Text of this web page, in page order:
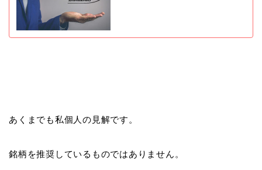
あくまでも私個人の見解です。
銘柄を推奨しているものではありません。